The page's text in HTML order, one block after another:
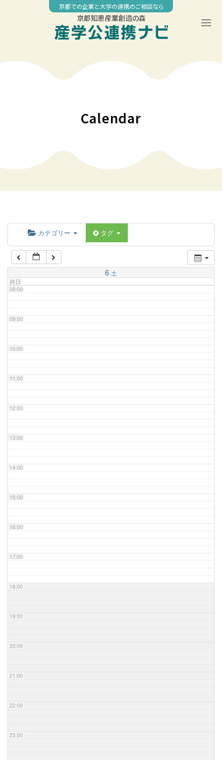
京都での企業と大学の連携のご相談なら
京都知恵産業創造の森
Calendar
カテゴリー タグ
6 土
終日
04:00
07:00
08:00
09:00
10:00
11:00
12:00
13:00
14:00
15:00
16:00
17:00
18:00
19:00
20:00
21:00
22:00
23:00